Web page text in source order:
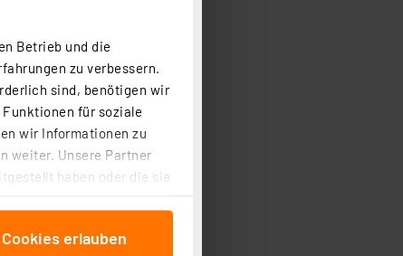
Betrieb und die
zu verbessern.
sind, benötigen wir
für soziale
wir Informationen zu
weiter. Unsere Partner
haben oder die sie
(Art. 6
erlauben